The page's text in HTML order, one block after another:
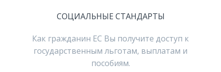
СОЦИАЛЬНЫЕ СТАНДАРТЫ
Как гражданин ЕС Вы получите доступ к
государственным льготам, выплатам и
пособиям.